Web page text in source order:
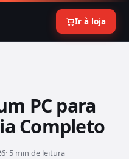
Ir à loja
PC para
Completo
· 5 min de leitura